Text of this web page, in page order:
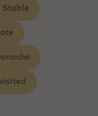
Stable